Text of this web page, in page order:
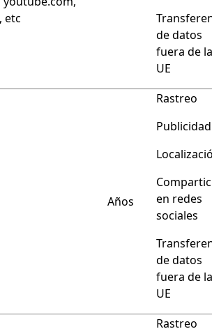
etc
de datos
fuera de la
UE
Años
Rastreo
Publicidad
en redes
sociales
de datos
fuera de la
UE
Rastreo